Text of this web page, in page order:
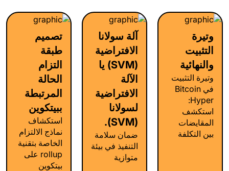
التجميع.
منخفض الثقة
وقائم على
البراهين،
واتصالٍ موثوق
قابل للتدقيق.
وتيرة
التثبيت
والنهائية
وتيرة التثبيت
في Bitcoin
Hyper:
استكشف
المقايضات
بين التكلفة
آلة سولانا
الافتراضية
(SVM) یا
الآلة
الافتراضية
لسولانا
(SVM).
ضمان سلامة
التنفيذ في بيئة
متوازية
تصميم
طبقة
التزام
الحالة
المرتبطة
ببيتكوين
استكشاف
نماذج الالتزام
الخاصة بتقنية
rollup على
بيتكوين